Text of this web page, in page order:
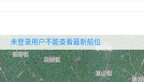
未登录用户不能查看最新船位
无权查看最新船位，请联系开通